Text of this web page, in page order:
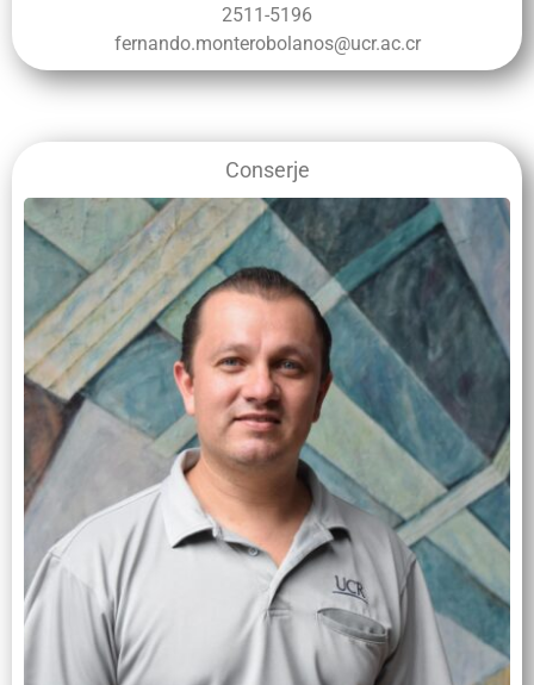
2511-5196
fernando.monterobolanos@ucr.ac.cr
Conserje